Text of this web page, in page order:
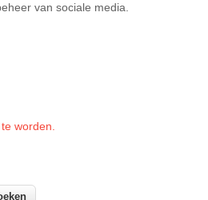
van sociale media.
worden.